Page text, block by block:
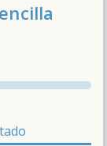
thankyou
summary